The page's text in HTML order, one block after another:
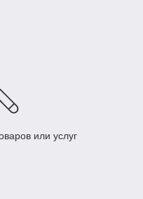
или услуг